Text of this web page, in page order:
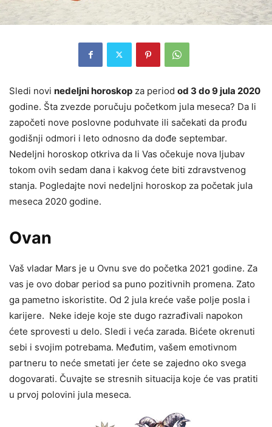
Sledi novi nedeljni horoskop za period od 3 do 9 jula 2020
godine. Šta zvezde poručuju početkom jula meseca? Da li
započeti nove poslovne poduhvate ili sačekati da prođu
godišnji odmori i leto odnosno da dođe septembar.
Nedeljni horoskop otkriva da li Vas očekuje nova ljubav
tokom ovih sedam dana i kakvog ćete biti zdravstvenog
stanja. Pogledajte novi nedeljni horoskop za početak jula
meseca 2020 godine.
Ovan
Vaš vladar Mars je u Ovnu sve do početka 2021 godine. Za
vas je ovo dobar period sa puno pozitivnih promena. Zato
ga pametno iskoristite. Od 2 jula kreće vaše polje posla i
karijere. Neke ideje koje ste dugo razrađivali napokon
ćete sprovesti u delo. Sledi i veća zarada. Bićete okrenuti
sebi i svojim potrebama. Međutim, vašem emotivnom
partneru to neće smetati jer ćete se zajedno oko svega
dogovarati. Čuvajte se stresnih situacija koje će vas pratiti
u prvoj polovini jula meseca.